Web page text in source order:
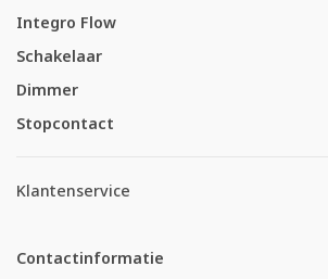
Integro Flow
Schakelaar
Dimmer
Stopcontact
Klantenservice
Contactinformatie